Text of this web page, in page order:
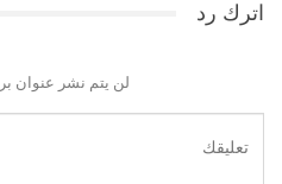
اترك رد
لن يتم نشر عنوان